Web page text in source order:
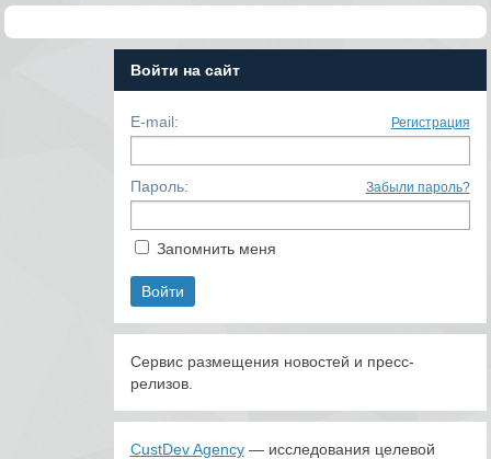
Войти на сайт
E-mail: Регистрация
Пароль: Забыли пароль?
Запомнить меня
Сервис размещения новостей и пресс-
релизов.
CustDev Agency— исследования целевой